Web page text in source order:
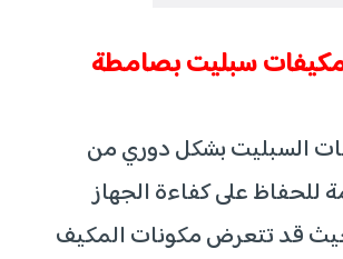
سبليت بصامطة
السبليت بشكل دوري من
للحفاظ على كفاءة الجهاز
قد تتعرض مكونات المكيف